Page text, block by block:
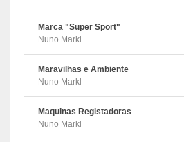
Marca "Super Sport"
Nuno Markl
Maravilhas e Ambiente
Nuno Markl
Maquinas Registadoras
Nuno Markl